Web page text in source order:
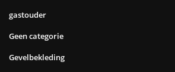
gastouder
Geen categorie
Gevelbekleding